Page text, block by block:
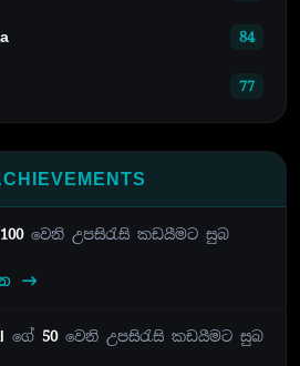
84
77
100වෙනි උපසිරැසි කඩයීමට සුබ
ගේ 50වෙනි උපසිරැසි කඩයීමට සුබ